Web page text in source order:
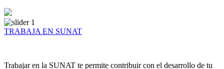
TRABAJA EN SUNAT
Trabajar en la SUNAT te permite contribuir con el desarrollo de tu